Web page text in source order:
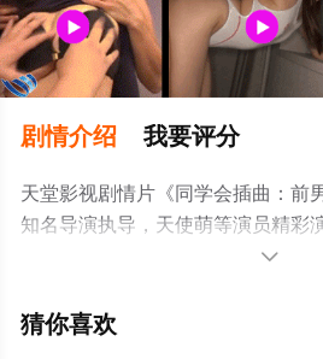
剧情介绍 我要评分
天堂影视剧情片《同学会插曲：前
知名导演执导，天使萌等演员精彩
免费观看高清未删减完整版电影大
解。

猜你喜欢